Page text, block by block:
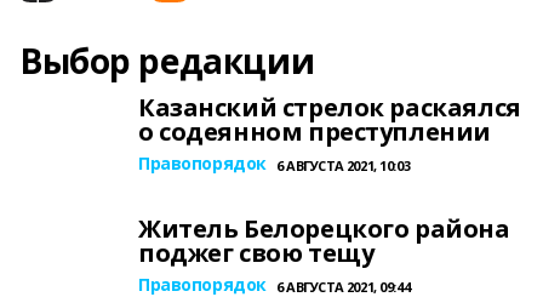
Выбор редакции
Казанский стрелок раскаялся
о содеянном преступлении
Правопорядок 6 АВГУСТА 2021, 10:03
Житель Белорецкого района
поджег свою тещу
Правопорядок 6 АВГУСТА 2021, 09:44